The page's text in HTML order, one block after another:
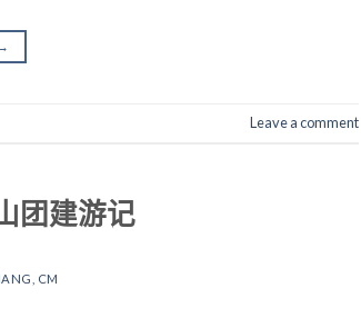
Leave a comment
团建游记
CM